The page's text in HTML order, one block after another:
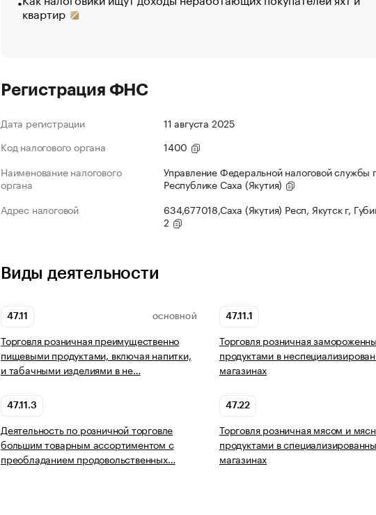
квартир
Регистрация ФНС
Дата регистрации
11 августа 2025
Код налогового органа
1400
Наименование налогового
органа
Управление Федеральной налоговой службы
Республике Саха (Якутия)
Адрес налоговой
634,677018,Саха (Якутия) Респ, Якутск г,
2
Виды деятельности
47.11 ОСНОВНОЙ
Торговля розничная преимущественно
пищевыми продуктами, включая напитки,
и табачными изделиями в не…
47.11.1
Торговля розничная
продуктами в
магазинах
47.11.3
Деятельность по розничной торговле
большим товарным ассортиментом с
преобладанием продовольственных…
47.22
Торговля розничная мясом и
продуктами в
магазинах